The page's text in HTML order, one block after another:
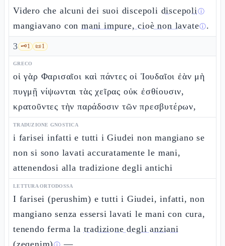
Videro che alcuni dei suoi discepoli discepoliⓘ
mangiavano conmani impure, cioè non lavateⓘ.
3 🗝️1 📜1
GRECO
οἱ γὰρ Φαρισαῖοι καὶ πάντες οἱ Ἰουδαῖοι ἐὰν μὴ
πυγμῇ νίψωνται τὰς χεῖρας οὐκ ἐσθίουσιν,
κρατοῦντες τὴν παράδοσιν τῶν πρεσβυτέρων,
TRADUZIONE GNOSTICA
i farisei infatti e tutti i Giudei non mangiano se
non si sono lavati accuratamente le mani,
attenendosi alla tradizione degli antichi
LETTURA ORTODOSSA
I farisei (perushim) e tutti i Giudei, infatti, non
mangiano senza essersi lavati le mani con cura,
tenendo ferma la tradizione degli anziani
(zeqenim)
—